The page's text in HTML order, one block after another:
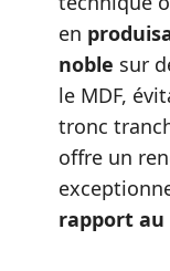
en
noble sur
le MDF,
tronc
offre un
rapport au